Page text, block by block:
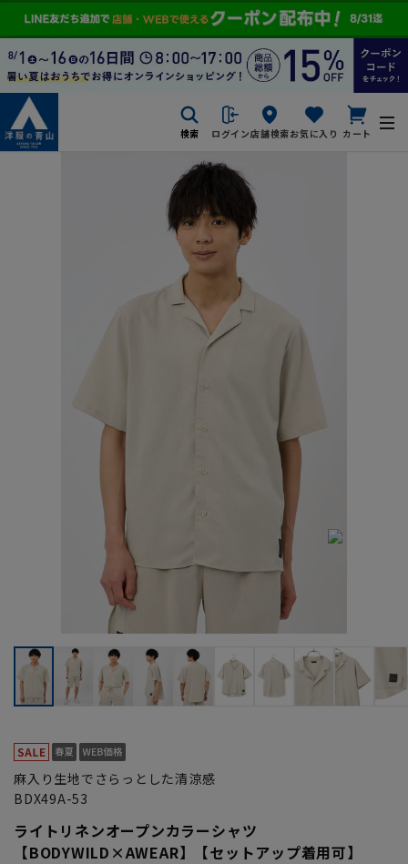
検索 ログイン店舗検索お気に入り カート
麻入り生地でさらっとした清涼感
BDX49A-53
ライトリネンオープンカラーシャツ
【BODYWILD×AWEAR】【セットアップ着用可】